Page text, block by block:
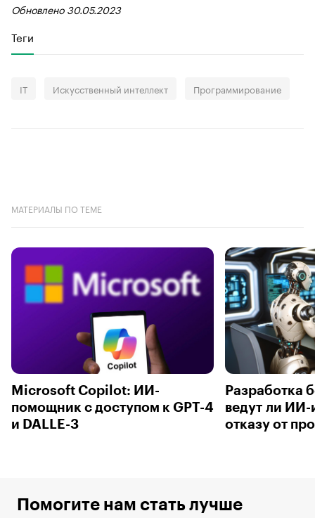
Обновлено 30.05.2023
Теги
IT Искусственный интеллект Программирование
МАТЕРИАЛЫ ПО ТЕМЕ
Microsoft Copilot: ИИ-
помощник с доступом к GPT-4
и DALLE-3
Разработка
ведут ли ИИ-
отказу от
Помогите нам стать лучше